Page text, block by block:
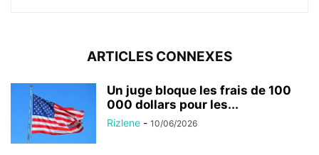
ARTICLES CONNEXES
Un juge bloque les frais de 100
000 dollars pour les...
Rizlene - 10/06/2026